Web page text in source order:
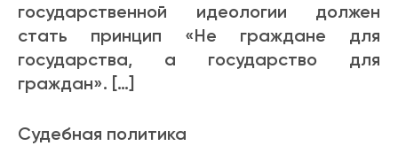
государственной идеологии должен
стать принцип «Не граждане для
государства, а государство для
граждан». […]
Судебная политика